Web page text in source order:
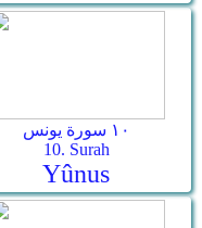
١٠ سورة يونس
10. Surah
Yûnus